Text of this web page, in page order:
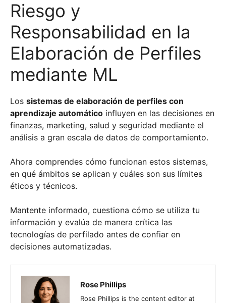
Riesgo y
Responsabilidad en la
Elaboración de Perfiles
mediante ML
Los sistemas de elaboración de perfiles con
aprendizaje automático influyen en las decisiones en
finanzas, marketing, salud y seguridad mediante el
análisis a gran escala de datos de comportamiento.
Ahora comprendes cómo funcionan estos sistemas,
en qué ámbitos se aplican y cuáles son sus límites
éticos y técnicos.
Mantente informado, cuestiona cómo se utiliza tu
información y evalúa de manera crítica las
tecnologías de perfilado antes de confiar en
decisiones automatizadas.
Rose Phillips
Rose Phillips is the content editor at